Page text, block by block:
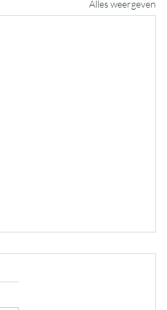
Alles weergeven